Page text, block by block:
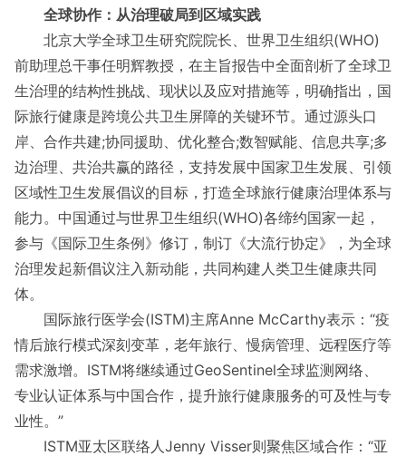
全球协作：从治理破局到区域实践
北京大学全球卫生研究院院长、世界卫生组织(WHO)
前助理总干事任明辉教授，在主旨报告中全面剖析了全球卫
生治理的结构性挑战、现状以及应对措施等，明确指出，国
际旅行健康是跨境公共卫生屏障的关键环节。通过源头口
岸、合作共建;协同援助、优化整合;数智赋能、信息共享;多
边治理、共治共赢的路径，支持发展中国家卫生发展、引领
区域性卫生发展倡议的目标，打造全球旅行健康治理体系与
能力。中国通过与世界卫生组织(WHO)各缔约国家一起，
参与《国际卫生条例》修订，制订《大流行协定》，为全球
治理发起新倡议注入新动能，共同构建人类卫生健康共同
体。
国际旅行医学会(ISTM)主席Anne McCarthy表示：“疫
情后旅行模式深刻变革，老年旅行、慢病管理、远程医疗等
需求激增。ISTM将继续通过GeoSentinel全球监测网络、
专业认证体系与中国合作，提升旅行健康服务的可及性与专
业性。”
ISTM亚太区联络人Jenny Visser则聚焦区域合作：“亚